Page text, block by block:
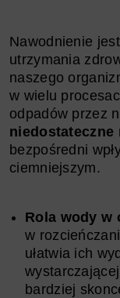
Nawodnienie
utrzymania
naszego
w wielu
odpadów przez
niedostateczne
bezpośredni
ciemniejszym.
Rola wody w
w
ułatwia ich
bardziej